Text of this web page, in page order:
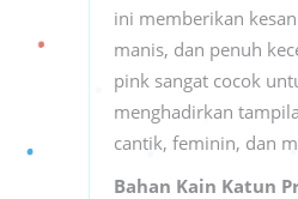
ini memberikan
manis, dan penuh
pink sangat cocok
menghadirkan
cantik, feminin, dan
Bahan Kain Katun